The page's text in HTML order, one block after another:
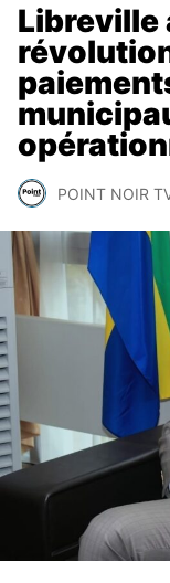
Libreville
POINT NOIR